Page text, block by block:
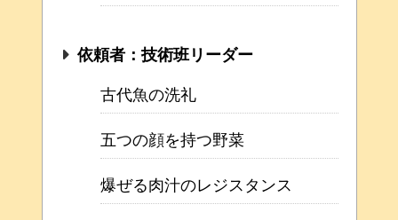
依頼者：技術班リーダー
古代魚の洗礼
五つの顔を持つ野菜
爆ぜる肉汁のレジスタンス